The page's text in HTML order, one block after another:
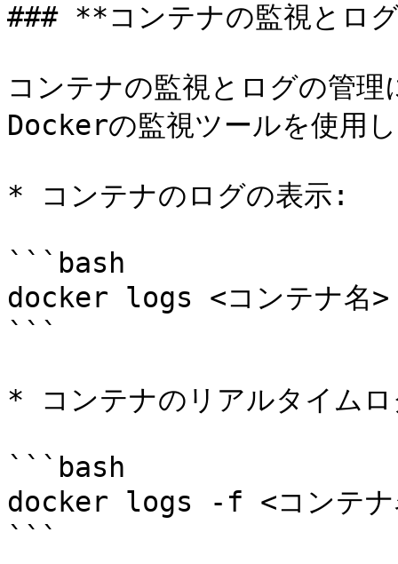
### **コンテナの監視とロ
コンテナの監視とログの管
Dockerの監視ツールを使用
* コンテナのログの表示:
```bash
docker logs <コンテナ名>
```
* コンテナのリアルタイム
```bash
docker logs -f <コンテナ
```